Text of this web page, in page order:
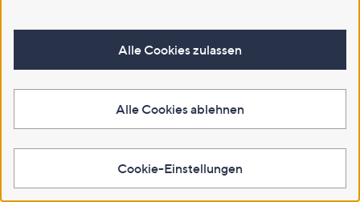
Alle Cookies zulassen
Alle Cookies ablehnen
Cookie-Einstellungen